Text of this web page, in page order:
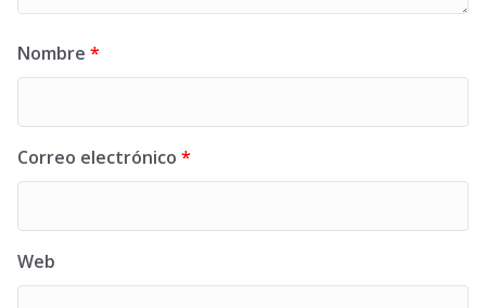
Nombre *
Correo electrónico *
Web